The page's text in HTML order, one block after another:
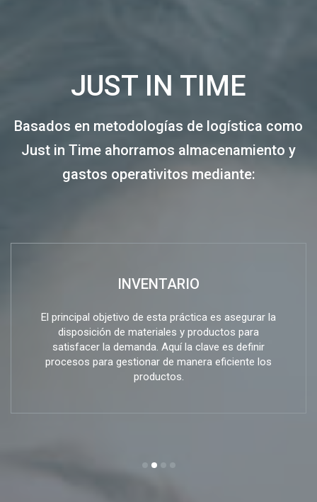
JUST IN TIME
Basados en metodologías de logística como
Just in Time ahorramos almacenamiento y
gastos operativitos mediante:
INVENTARIO
El principal objetivo de esta práctica es asegurar la
disposición de materiales y productos para
satisfacer la demanda. Aquí la clave es definir
procesos para gestionar de manera eficiente los
productos.